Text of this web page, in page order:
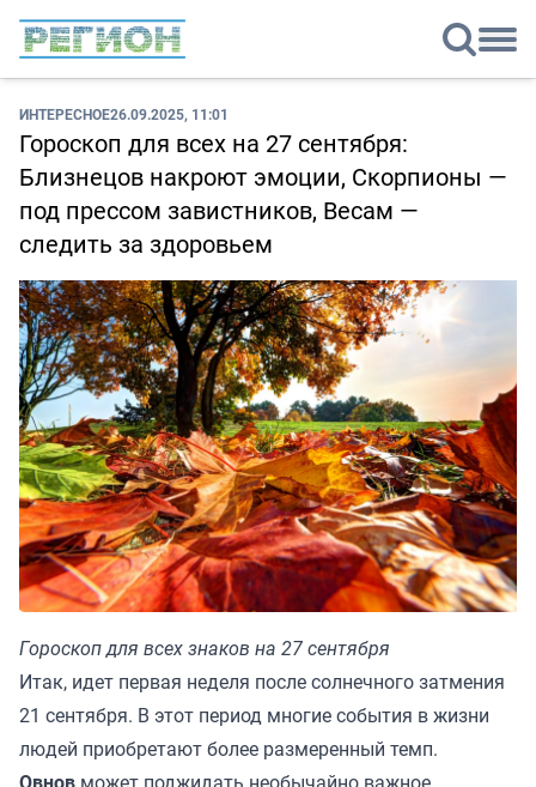
ИНТЕРЕСНОЕ26.09.2025, 11:01
Гороскоп для всех на 27 сентября:
Близнецов накроют эмоции, Скорпионы —
под прессом завистников, Весам —
следить за здоровьем
Гороскоп для всех знаков на 27 сентября
Итак, идет первая неделя после солнечного затмения
21 сентября. В этот период многие события в жизни
людей приобретают более размеренный темп.